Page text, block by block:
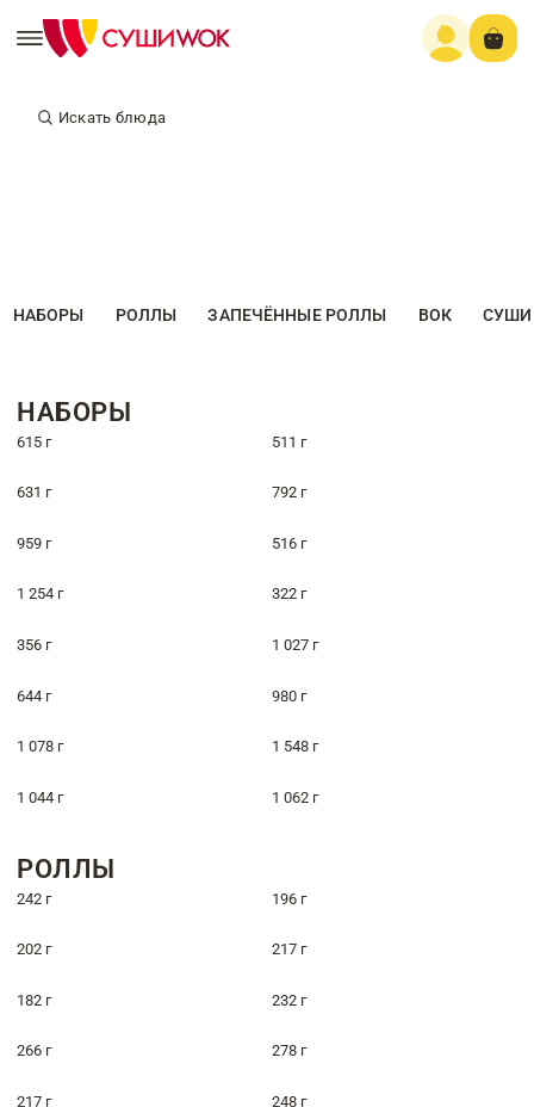
Искать блюда
НАБОРЫ РОЛЛЫ ЗАПЕЧЁННЫЕ РОЛЛЫ ВОК СУШИ
НАБОРЫ
615 г 511 г
631 г 792 г
959 г 516 г
1 254 г 322 г
356 г 1 027 г
644 г 980 г
1 078 г 1 548 г
1 044 г 1 062 г
РОЛЛЫ
242 г 196 г
202 г 217 г
182 г 232 г
266 г 278 г
217 г 248 г